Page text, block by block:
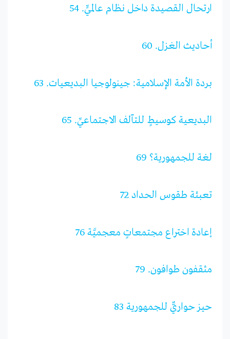
ارتحال القصيدة داخل نظام عالميٍّ. 54
أحاديث الغزل. 60
بردة الأمة الإسلامية: جينولوجيا البديعيات. 63
البديعية كوسيطٍ للتآلف الاجتماعيِّ. 65
لغة للجمهورية؟ 69
تعبئة طقوس الحداد 72
إعادة اختراع مجتمعاتٍ معجميَّة 76
مثقفون طوافون. 79
حيز حواريٌّ للجمهورية 83